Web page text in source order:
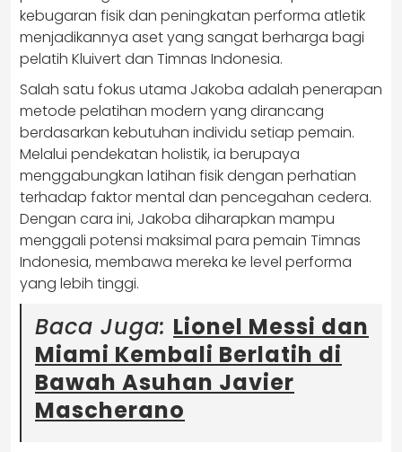
kebugaran fisik dan peningkatan performa atletik
menjadikannya aset yang sangat berharga bagi
pelatih Kluivert dan Timnas Indonesia.
Salah satu fokus utama Jakoba adalah penerapan
metode pelatihan modern yang dirancang
berdasarkan kebutuhan individu setiap pemain.
Melalui pendekatan holistik, ia berupaya
menggabungkan latihan fisik dengan perhatian
terhadap faktor mental dan pencegahan cedera.
Dengan cara ini, Jakoba diharapkan mampu
menggali potensi maksimal para pemain Timnas
Indonesia, membawa mereka ke level performa
yang lebih tinggi.
Baca Juga: Lionel Messi dan
Miami Kembali Berlatih di
Bawah Asuhan Javier
Mascherano